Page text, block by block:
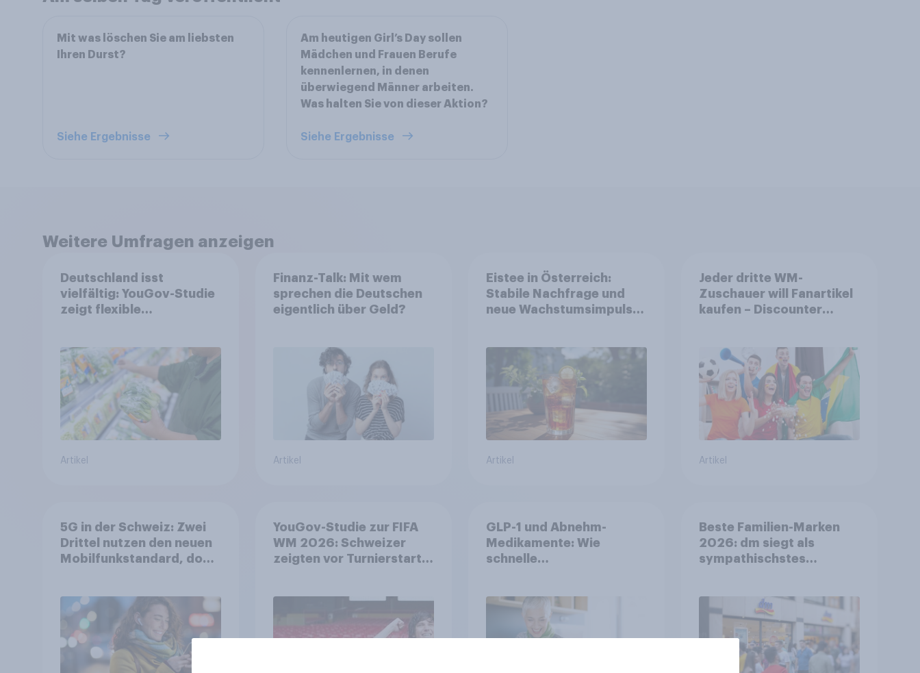
Mit was löschen Sie am liebsten
Ihren Durst?
Siehe Ergebnisse
Am heutigen Girl’s Day sollen
Mädchen und Frauen Berufe
kennenlernen, in denen
überwiegend Männer arbeiten.
Was halten Sie von dieser Aktion?
Siehe Ergebnisse
Weitere Umfragen anzeigen
Deutschland isst
vielfältig: YouGov-Studie
zeigt flexible
Artikel
Finanz-Talk: Mit wem
sprechen die Deutschen
eigentlich über Geld?
Artikel
Eistee in Österreich:
Stabile Nachfrage und
neue Wachstumsimpulse
Artikel
Jeder dritte WM-
Zuschauer will Fanartikel
kaufen – Discounter
Artikel
5G in der Schweiz: Zwei
Drittel nutzen den neuen
Mobilfunkstandard, doch
YouGov-Studie zur FIFA
WM 2026: Schweizer
zeigten vor Turnierstart
GLP-1 und Abnehm-
Medikamente: Wie
schnelle
umgestalten
Beste Familien-Marken
2026: dm siegt als
sympathischstes